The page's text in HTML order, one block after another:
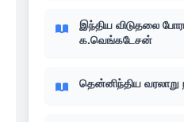
இந்திய விடுதலை
க.வெங்கடேசன்
தென்னிந்திய வரலாறு